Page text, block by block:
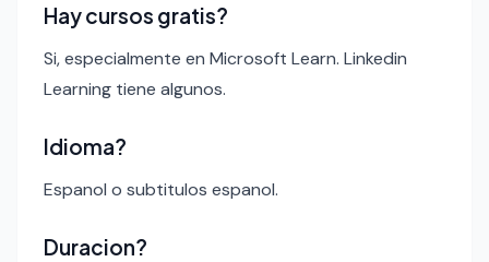
Hay cursos gratis?
Si, especialmente en Microsoft Learn. Linkedin
Learning tiene algunos.
Idioma?
Espanol o subtitulos espanol.
Duracion?